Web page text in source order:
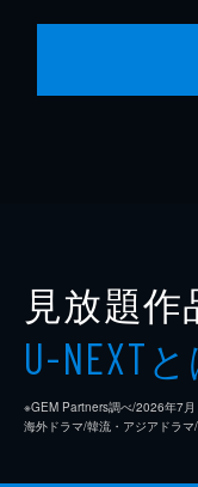
見放題作
U-NEXT
※GEM Partners調べ/2026年7
海外ドラマ/韓流・アジアドラマ